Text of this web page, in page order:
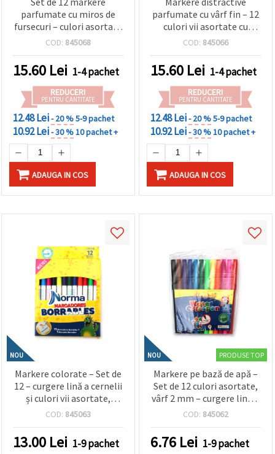
făcând clic
pe butonul
"Salvați"
Аcceptati
toate!
Setări
parfumate cu miros de
fursecuri – culori asortate
pentru desen creativ,
amuzant
COD: 845068
15.60 Lei 1-4 pachet
REDUCERI
PENTRU CANTITATE
12.48 Lei- 20 %5-9 pachet
10.92 Lei- 30 %10 pachet +
ADAUGA IN COS
parfumate cu vârf fin – 12
culori vii asortate cu
aromă plăcută pentru
artă
COD: 845066
15.60 Lei 1-4 pachet
REDUCERI
PENTRU CANTITATE
12.48 Lei- 20 %5-9 pachet
10.92 Lei- 30 %10 pachet +
ADAUGA IN COS
NOU
Markere colorate – Set de
12 – curgere lină a cernelii
și culori vii asortate,
perfecte pentru desen,
proiecte creative DIY
COD: 845063
13.00 Lei 1-9 pachet
NOU PRODUSE TOP
Markere pe bază de apă –
Set de 12 culori asortate,
vârf 2 mm – curgere lină a
cernelii, pigmenți
precis pentru desen,
colorat și proiecte școlare
COD: 845062
6.76 Lei 1-9 pachet